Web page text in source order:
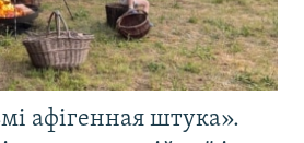
афігенная штука».